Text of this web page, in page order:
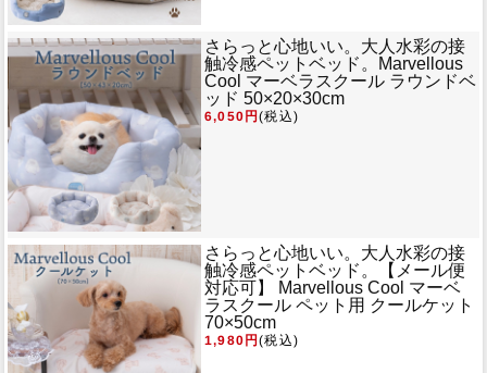
さらっと心地いい。大人水彩の接
触冷感ペットベッド。
Marvellous
Cool マーベラスクール ラウンドベ
ッド 50×20×30cm
6,050円(税込)
さらっと心地いい。大人水彩の接
触冷感ペットベッド。
【メール便
対応可】 Marvellous Cool マーベ
ラスクール ペット用 クールケット
70×50cm
1,980円(税込)